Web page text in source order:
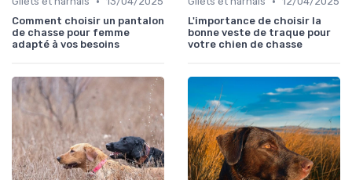
Comment choisir un pantalon
de chasse pour femme
adapté à vos besoins
L'importance de choisir la
bonne veste de traque pour
votre chien de chasse